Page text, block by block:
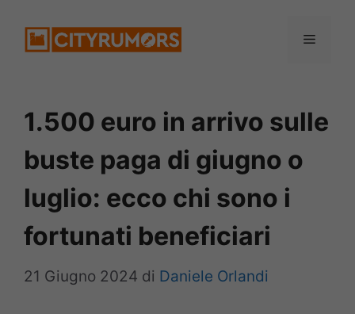
Menu
1.500 euro in arrivo sulle
buste paga di giugno o
luglio: ecco chi sono i
fortunati beneficiari
21 Giugno 2024 di Daniele Orlandi